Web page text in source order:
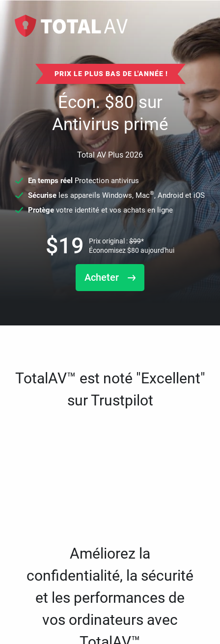
PRIX LE PLUS BAS DE L'ANNÉE !
Écon.$80sur
Antivirus primé
Total AV Plus 2026
En temps réel Protection antivirus
Sécuriseles appareils Windows, Mac®, Android et iOS
Protège votre identité et vos achats en ligne
Acheter
$19 Prix original :$99*
Économisez$80 aujourd'hui
TotalAV™ est noté "Excellent"
sur Trustpilot
Améliorez la
confidentialité, la sécurité
et les performances de
vos ordinateurs avec